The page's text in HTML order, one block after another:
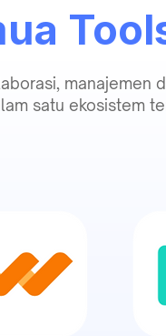
manajemen
satu ekosistem